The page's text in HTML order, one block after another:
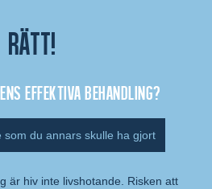
Rätt!
effektiva behandling?
som du annars skulle ha gjort
är hiv inte livshotande. Risken att